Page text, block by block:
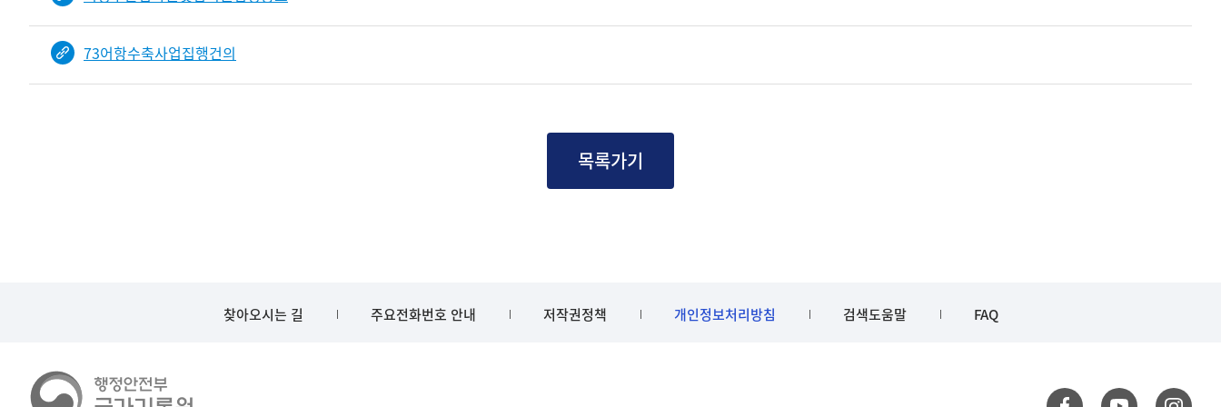
73어항수축사업집행건의
목록가기
찾아오시는 길 주요전화번호 안내 저작권정책 개인정보처리방침 검색도움말 FAQ